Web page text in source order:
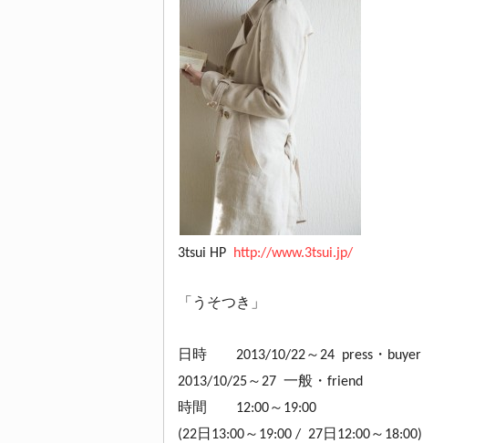
3tsui HP http://www.3tsui.jp/
「うそつき」
日時 2013/10/22～24 press・buyer
2013/10/25～27 一般・friend
時間 12:00～19:00
(22日13:00～19:00 / 27日12:00～18:00)